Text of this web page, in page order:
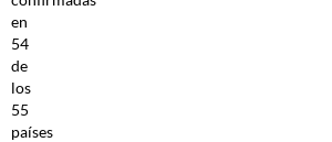
en
54
de
los
55
países